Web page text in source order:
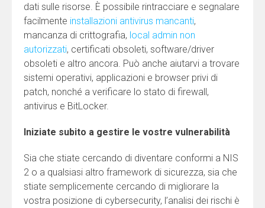
dati sulle risorse. È possibile rintracciare e segnalare
facilmente installazioni antivirus mancanti,
mancanza di crittografia, local admin non
autorizzati, certificati obsoleti, software/driver
obsoleti e altro ancora. Può anche aiutarvi a trovare
sistemi operativi, applicazioni e browser privi di
patch, nonché a verificare lo stato di firewall,
antivirus e BitLocker.
Iniziate subito a gestire le vostre vulnerabilità
Sia che stiate cercando di diventare conformi a NIS
2 o a qualsiasi altro framework di sicurezza, sia che
stiate semplicemente cercando di migliorare la
vostra posizione di cybersecurity, l’analisi dei rischi è